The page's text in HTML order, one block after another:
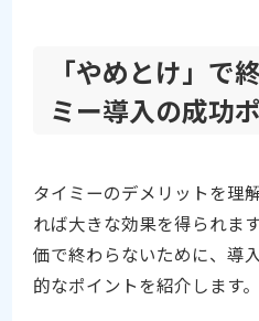
「やめとけ」で
ミー導入の成功
タイミーのデメリットを理
れば大きな効果を得られま
価で終わらないために、導
的なポイントを紹介します。